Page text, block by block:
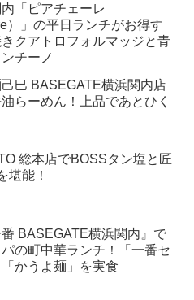
「ピアチェーレ
）」の平日ランチがお得す
クアトロフォルマッジと青
チーノ
巳 BASEGATE横浜関内店
らーめん！上品であとひく
総本店でBOSSタン塩と匠
堪能！
番 BASEGATE横浜関内』で
の町中華ランチ！「一番セ
かうよ麺」を実食